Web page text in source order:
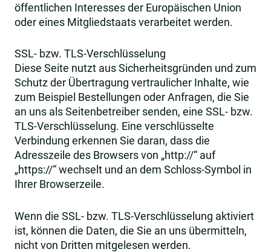
öffentlichen Interesses der Europäischen Union
oder eines Mitgliedstaats verarbeitet werden.
SSL- bzw. TLS-Verschlüsselung
Diese Seite nutzt aus Sicherheitsgründen und zum
Schutz der Übertragung vertraulicher Inhalte, wie
zum Beispiel Bestellungen oder Anfragen, die Sie
an uns als Seitenbetreiber senden, eine SSL- bzw.
TLS-Verschlüsselung. Eine verschlüsselte
Verbindung erkennen Sie daran, dass die
Adresszeile des Browsers von „http://“ auf
„https://“ wechselt und an dem Schloss-Symbol in
Ihrer Browserzeile.
Wenn die SSL- bzw. TLS-Verschlüsselung aktiviert
ist, können die Daten, die Sie an uns übermitteln,
nicht von Dritten mitgelesen werden.